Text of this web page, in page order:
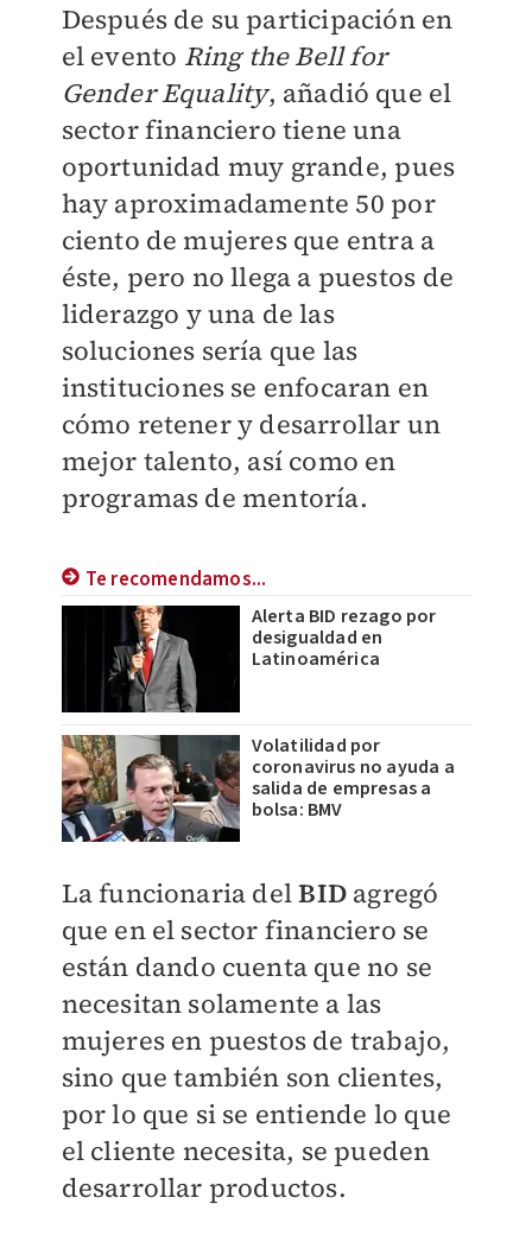
Después de su participación en
el evento Ring the Bell for
Gender Equality, añadió que el
sector financiero tiene una
oportunidad muy grande, pues
hay aproximadamente 50 por
ciento de mujeres que entra a
éste, pero no llega a puestos de
liderazgo y una de las
soluciones sería que las
instituciones se enfocaran en
cómo retener y desarrollar un
mejor talento, así como en
programas de mentoría.
Te recomendamos...
Alerta BID rezago por
desigualdad en
Latinoamérica
Volatilidad por
coronavirus no ayuda a
salida de empresas a
bolsa: BMV
La funcionaria delBID agregó
que en el sector financiero se
están dando cuenta que no se
necesitan solamente a las
mujeres en puestos de trabajo,
sino que también son clientes,
por lo que si se entiende lo que
el cliente necesita, se pueden
desarrollar productos.